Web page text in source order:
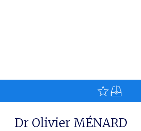
Dr Olivier MÉNARD